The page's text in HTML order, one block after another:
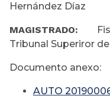
Hernández Díaz
MAGISTRADO:
Tribunal Superiror
Documento anexo:
AUTO